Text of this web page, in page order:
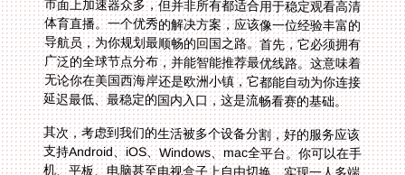
市面上加速器众多，但并非所有都适合用于稳定观看高清
体育直播。一个优秀的解决方案，应该像一位经验丰富的
导航员，为你规划最顺畅的回国之路。首先，它必须拥有
广泛的全球节点分布，并能智能推荐最优线路。这意味着
无论你在美国西海岸还是欧洲小镇，它都能自动为你连接
延迟最低、最稳定的国内入口，这是流畅看赛的基础。
其次，考虑到我们的生活被多个设备分割，好的服务应该
支持Android、iOS、Windows、mac全平台。你可以在手
机、平板、电脑甚至电视盒子上自由切换，实现一人多端
设备同时使用。想象一下，在客厅用电视投屏看大场面，